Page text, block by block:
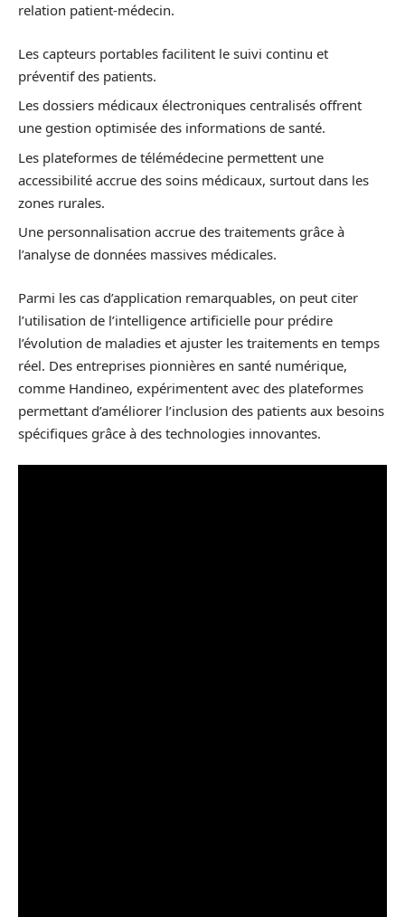
relation patient-médecin.
Les capteurs portables facilitent le suivi continu et
préventif des patients.
Les dossiers médicaux électroniques centralisés offrent
une gestion optimisée des informations de santé.
Les plateformes de télémédecine permettent une
accessibilité accrue des soins médicaux, surtout dans les
zones rurales.
Une personnalisation accrue des traitements grâce à
l’analyse de données massives médicales.
Parmi les cas d’application remarquables, on peut citer
l’utilisation de l’intelligence artificielle pour prédire
l’évolution de maladies et ajuster les traitements en temps
réel. Des entreprises pionnières en santé numérique,
comme Handineo, expérimentent avec des plateformes
permettant d’améliorer l’inclusion des patients aux besoins
spécifiques grâce à des technologies innovantes.